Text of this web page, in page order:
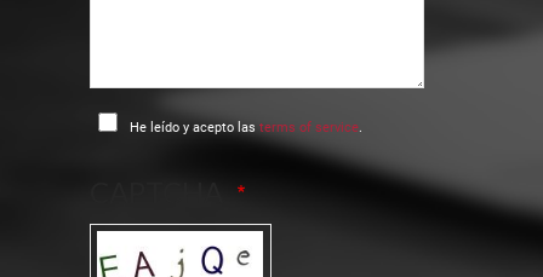
He leído y acepto las terms of service.